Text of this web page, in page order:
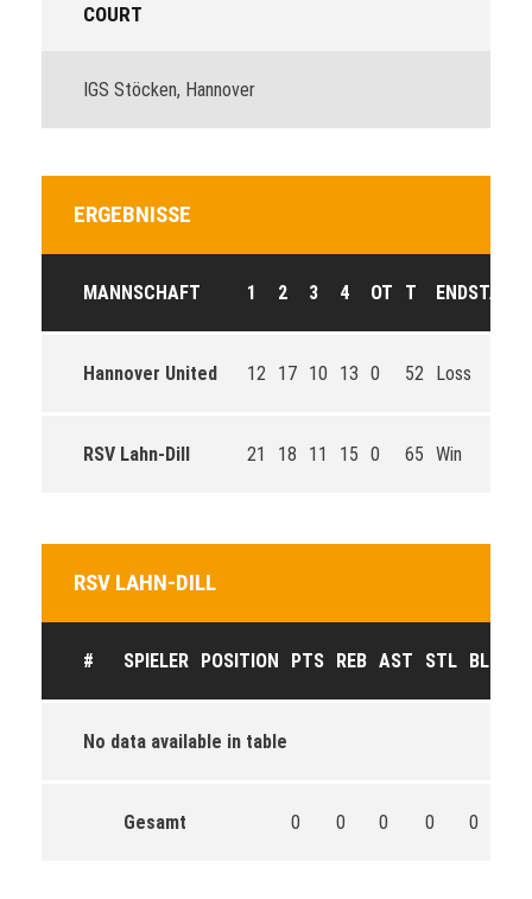
COURT
IGS Stöcken, Hannover
ERGEBNISSE
MANNSCHAFT 1 2 3 4 OT T ENDSTAND
Hannover United 12 17 10 13 0 52 Loss
RSV Lahn-Dill 21 18 11 15 0 65 Win
RSV LAHN-DILL
# SPIELER POSITION PTS REB AST STL BLK
No data available in table
Gesamt 0 0 0 0 0